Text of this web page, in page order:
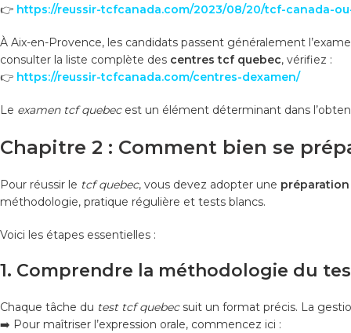
👉 https://reussir-tcfcanada.com/2023/08/20/tcf-canada-
À Aix-en-Provence, les candidats passent généralement
consulter la liste complète des centres tcf quebec, vérifiez :
👉 https://reussir-tcfcanada.com/centres-dexamen/
Le examen tcf quebecest un élément déterminant dans
Chapitre 2 : Comment bien se
Pour réussir le tcf quebec, vous devez adopter une
méthodologie, pratique régulière et tests blancs.
Voici les étapes essentielles :
1. Comprendre la méthodologie du
Chaque tâche du test tcf quebecsuit un format précis. La
➡️ Pour maîtriser l’expression orale, commencez ici :